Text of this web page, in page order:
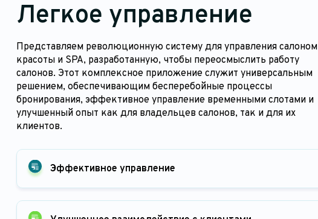
Легкое управление
Представляем революционную систему для управления салоном
красоты и SPA, разработанную, чтобы переосмыслить работу
салонов. Этот комплексное приложение служит универсальным
решением, обеспечивающим бесперебойные процессы
бронирования, эффективное управление временными слотами и
улучшенный опыт как для владельцев салонов, так и для их
клиентов.
Эффективное управление